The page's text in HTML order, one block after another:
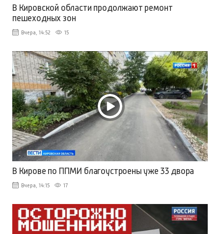
В Кировской области продолжают ремонт
пешеходных зон
Вчера, 14:52 15
В Кирове по ППМИ благоустроены уже 33 двора
Вчера, 14:15 17